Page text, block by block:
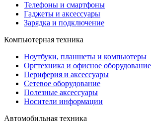
Телефоны и смартфоны
Гаджеты и аксессуары
Зарядка и подключение
Компьютерная техника
Ноутбуки, планшеты и компьютеры
Оргтехника и офисное оборудование
Периферия и аксессуары
Cетевое оборудование
Полезные аксессуары
Носители информации
Автомобильная техника